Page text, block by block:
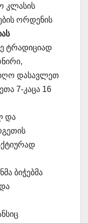
კლასის
ორდენის
ტრადიციად
დასავლეთ
7-კაცა 16
და
ბიჭებმა